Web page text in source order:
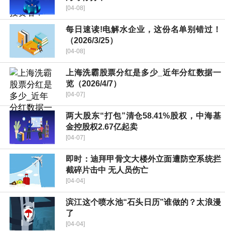
[04-08]
每日速读!电解水企业，这份名单别错过！
（2026/3/25）
[04-08]
上海洗霸股票分红是多少_近年分红数据一
览（2026/4/7）
[04-07]
两大股东“打包”清仓58.41%股权，中海基
金控股权2.67亿起卖
[04-07]
即时：迪拜甲骨文大楼外立面遭防空系统拦
截碎片击中 无人员伤亡
[04-04]
滨江这个喷水池“石头日历”谁做的？太浪漫
了
[04-04]